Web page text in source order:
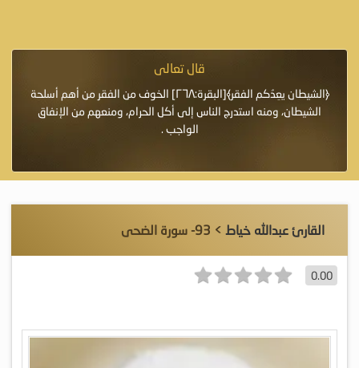
قال تعالى
﴿الشيطان يعِدُكم الفقر﴾[البقرة:٢٦٨] الخوف من الفقر من أهم أسلحة
الشيطان، ومنه استدرج الناس إلى أكل الحرام، ومنعهم من الإنفاق
الواجب .
القارئ عبدالله خياط > 93- سورة الضحى
0.00